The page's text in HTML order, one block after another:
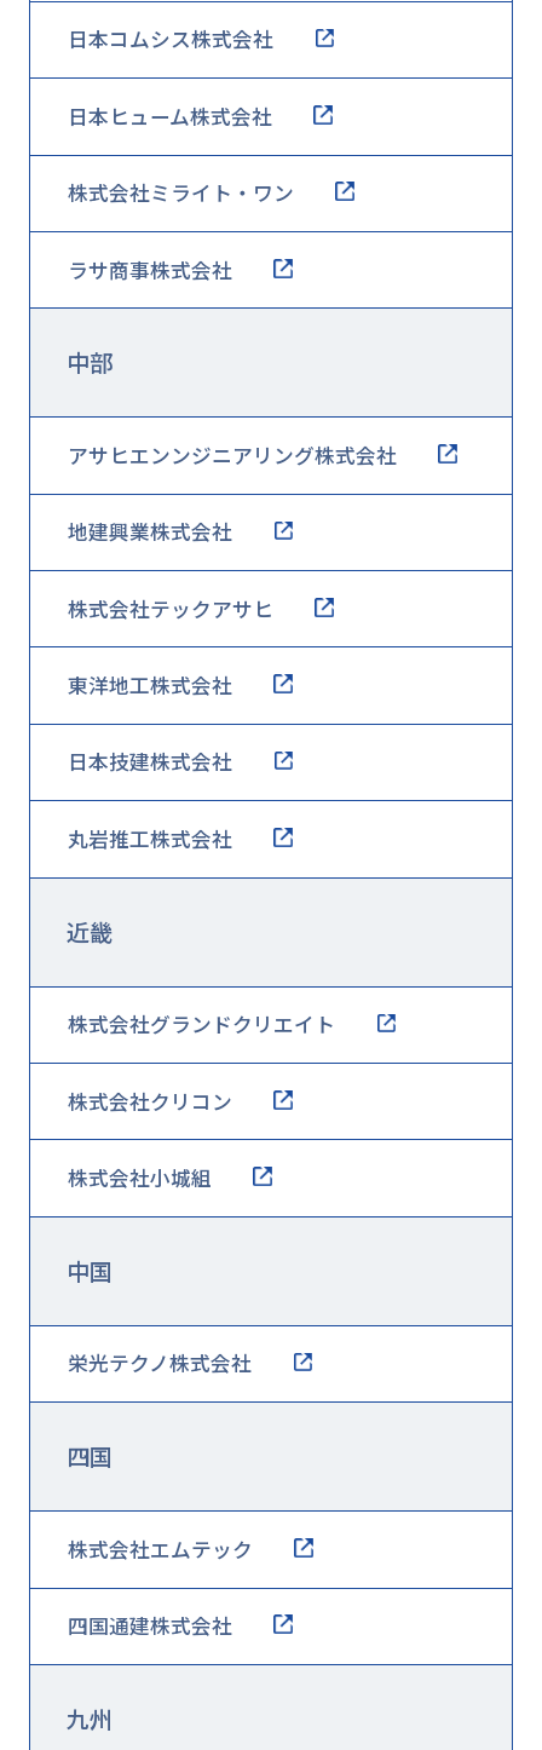
日本コムシス株式会社
日本ヒューム株式会社
株式会社ミライト・ワン
ラサ商事株式会社
中部
アサヒエンンジニアリング株式会社
地建興業株式会社
株式会社テックアサヒ
東洋地工株式会社
日本技建株式会社
丸岩推工株式会社
近畿
株式会社グランドクリエイト
株式会社クリコン
株式会社小城組
中国
栄光テクノ株式会社
四国
株式会社エムテック
四国通建株式会社
九州